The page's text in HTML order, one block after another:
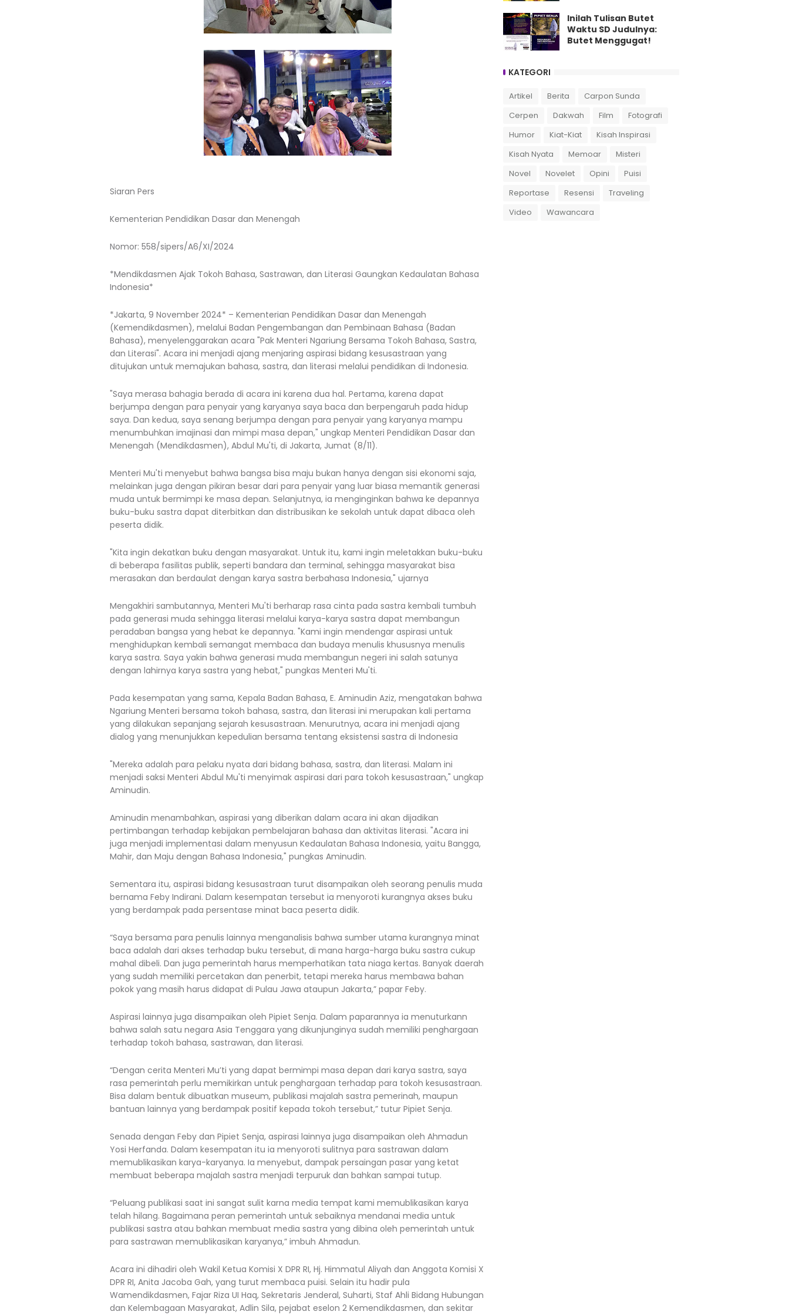
Siaran Pers
Kementerian Pendidikan Dasar dan Menengah
Nomor: 558/sipers/A6/XI/2024
*Mendikdasmen Ajak Tokoh Bahasa, Sastrawan, dan Literasi Gaungkan Kedaulatan Bahasa
Indonesia*
*Jakarta, 9 November 2024* – Kementerian Pendidikan Dasar dan Menengah
(Kemendikdasmen), melalui Badan Pengembangan dan Pembinaan Bahasa (Badan
Bahasa), menyelenggarakan acara "Pak Menteri Ngariung Bersama Tokoh Bahasa, Sastra,
dan Literasi". Acara ini menjadi ajang menjaring aspirasi bidang kesusastraan yang
ditujukan untuk memajukan bahasa, sastra, dan literasi melalui pendidikan di Indonesia.
"Saya merasa bahagia berada di acara ini karena dua hal. Pertama, karena dapat
berjumpa dengan para penyair yang karyanya saya baca dan berpengaruh pada hidup
saya. Dan kedua, saya senang berjumpa dengan para penyair yang karyanya mampu
menumbuhkan imajinasi dan mimpi masa depan," ungkap Menteri Pendidikan Dasar dan
Menengah (Mendikdasmen), Abdul Mu'ti, di Jakarta, Jumat (8/11).
Menteri Mu'ti menyebut bahwa bangsa bisa maju bukan hanya dengan sisi ekonomi saja,
melainkan juga dengan pikiran besar dari para penyair yang luar biasa memantik generasi
muda untuk bermimpi ke masa depan. Selanjutnya, ia menginginkan bahwa ke depannya
buku-buku sastra dapat diterbitkan dan distribusikan ke sekolah untuk dapat dibaca oleh
peserta didik.
"Kita ingin dekatkan buku dengan masyarakat. Untuk itu, kami ingin meletakkan buku-buku
di beberapa fasilitas publik, seperti bandara dan terminal, sehingga masyarakat bisa
merasakan dan berdaulat dengan karya sastra berbahasa Indonesia," ujarnya
Mengakhiri sambutannya, Menteri Mu'ti berharap rasa cinta pada sastra kembali tumbuh
pada generasi muda sehingga literasi melalui karya-karya sastra dapat membangun
peradaban bangsa yang hebat ke depannya. "Kami ingin mendengar aspirasi untuk
menghidupkan kembali semangat membaca dan budaya menulis khususnya menulis
karya sastra. Saya yakin bahwa generasi muda membangun negeri ini salah satunya
dengan lahirnya karya sastra yang hebat," pungkas Menteri Mu'ti.
Pada kesempatan yang sama, Kepala Badan Bahasa, E. Aminudin Aziz, mengatakan bahwa
Ngariung Menteri bersama tokoh bahasa, sastra, dan literasi ini merupakan kali pertama
yang dilakukan sepanjang sejarah kesusastraan. Menurutnya, acara ini menjadi ajang
dialog yang menunjukkan kepedulian bersama tentang eksistensi sastra di Indonesia
"Mereka adalah para pelaku nyata dari bidang bahasa, sastra, dan literasi. Malam ini
menjadi saksi Menteri Abdul Mu'ti menyimak aspirasi dari para tokoh kesusastraan," ungkap
Aminudin.
Aminudin menambahkan, aspirasi yang diberikan dalam acara ini akan dijadikan
pertimbangan terhadap kebijakan pembelajaran bahasa dan aktivitas literasi. "Acara ini
juga menjadi implementasi dalam menyusun Kedaulatan Bahasa Indonesia, yaitu Bangga,
Mahir, dan Maju dengan Bahasa Indonesia," pungkas Aminudin.
Sementara itu, aspirasi bidang kesusastraan turut disampaikan oleh seorang penulis muda
bernama Feby Indirani. Dalam kesempatan tersebut ia menyoroti kurangnya akses buku
yang berdampak pada persentase minat baca peserta didik.
“Saya bersama para penulis lainnya menganalisis bahwa sumber utama kurangnya minat
baca adalah dari akses terhadap buku tersebut, di mana harga-harga buku sastra cukup
mahal dibeli. Dan juga pemerintah harus memperhatikan tata niaga kertas. Banyak daerah
yang sudah memiliki percetakan dan penerbit, tetapi mereka harus membawa bahan
pokok yang masih harus didapat di Pulau Jawa ataupun Jakarta,” papar Feby.
Aspirasi lainnya juga disampaikan oleh Pipiet Senja. Dalam paparannya ia menuturkann
bahwa salah satu negara Asia Tenggara yang dikunjunginya sudah memiliki penghargaan
terhadap tokoh bahasa, sastrawan, dan literasi.
“Dengan cerita Menteri Mu’ti yang dapat bermimpi masa depan dari karya sastra, saya
rasa pemerintah perlu memikirkan untuk penghargaan terhadap para tokoh kesusastraan.
Bisa dalam bentuk dibuatkan museum, publikasi majalah sastra pemerinah, maupun
bantuan lainnya yang berdampak positif kepada tokoh tersebut,” tutur Pipiet Senja.
Senada dengan Feby dan Pipiet Senja, aspirasi lainnya juga disampaikan oleh Ahmadun
Yosi Herfanda. Dalam kesempatan itu ia menyoroti sulitnya para sastrawan dalam
memublikasikan karya-karyanya. Ia menyebut, dampak persaingan pasar yang ketat
membuat beberapa majalah sastra menjadi terpuruk dan bahkan sampai tutup.
“Peluang publikasi saat ini sangat sulit karna media tempat kami memublikasikan karya
telah hilang. Bagaimana peran pemerintah untuk sebaiknya mendanai media untuk
publikasi sastra atau bahkan membuat media sastra yang dibina oleh pemerintah untuk
para sastrawan memublikasikan karyanya,” imbuh Ahmadun.
Acara ini dihadiri oleh Wakil Ketua Komisi X DPR RI, Hj. Himmatul Aliyah dan Anggota Komisi X
DPR RI, Anita Jacoba Gah, yang turut membaca puisi. Selain itu hadir pula
Wamendikdasmen, Fajar Riza UI Haq, Sekretaris Jenderal, Suharti, Staf Ahli Bidang Hubungan
dan Kelembagaan Masyarakat, Adlin Sila, pejabat eselon 2 Kemendikdasmen, dan sekitar
Inilah Tulisan Butet
Waktu SD Judulnya:
Butet Menggugat!
KATEGORI
Artikel Berita
Carpon Sunda
Cerpen
Dakwah Film
Fotografi
Humor
Kiat-Kiat
Kisah Inspirasi
Kisah Nyata
Memoar
Misteri
Novel
Novelet Opini
Puisi
Reportase
Resensi
Traveling
Video
Wawancara